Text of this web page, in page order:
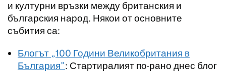
и културни връзки между британския и
българския народ. Някои от основните
събития са:
Блогът „100 Години Великобритания в
България”: Стартиралият по-рано днес блог